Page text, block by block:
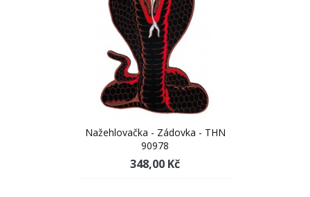
Nažehlovačka - Zádovka - THN
90978
348,00 Kč